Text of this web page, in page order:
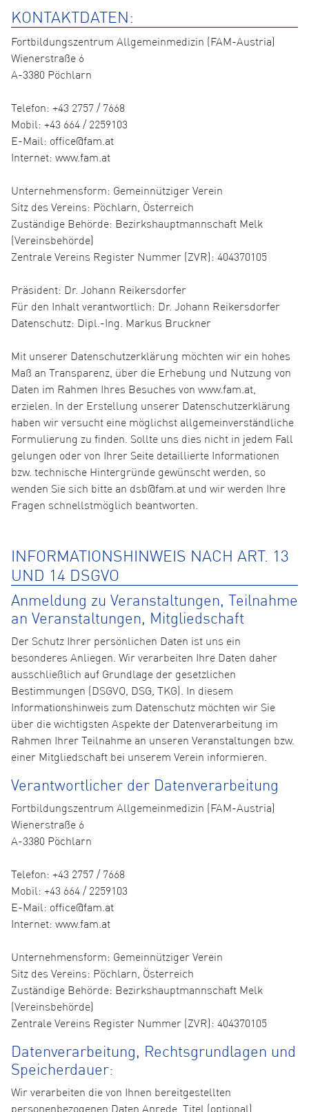
KONTAKTDATEN:
Fortbildungszentrum Allgemeinmedizin (FAM-Austria)
Wienerstraße 6
A-3380 Pöchlarn
Telefon: +43 2757 / 7668
Mobil: +43 664 / 2259103
E-Mail: office@fam.at
Internet: www.fam.at
Unternehmensform: Gemeinnütziger Verein
Sitz des Vereins: Pöchlarn, Österreich
Zuständige Behörde: Bezirkshauptmannschaft Melk
(Vereinsbehörde)
Zentrale Vereins Register Nummer (ZVR): 404370105
Präsident: Dr. Johann Reikersdorfer
Für den Inhalt verantwortlich: Dr. Johann Reikersdorfer
Datenschutz: Dipl.-Ing. Markus Bruckner
Mit unserer Datenschutzerklärung möchten wir ein hohes
Maß an Transparenz, über die Erhebung und Nutzung von
Daten im Rahmen Ihres Besuches von www.fam.at,
erzielen. In der Erstellung unserer Datenschutzerklärung
haben wir versucht eine möglichst allgemeinverständliche
Formulierung zu finden. Sollte uns dies nicht in jedem Fall
gelungen oder von Ihrer Seite detaillierte Informationen
bzw. technische Hintergründe gewünscht werden, so
wenden Sie sich bitte an dsb@fam.at und wir werden Ihre
Fragen schnellstmöglich beantworten.
INFORMATIONSHINWEIS NACH ART. 13
UND 14 DSGVO
Anmeldung zu Veranstaltungen, Teilnahme
an Veranstaltungen, Mitgliedschaft
Der Schutz Ihrer persönlichen Daten ist uns ein
besonderes Anliegen. Wir verarbeiten Ihre Daten daher
ausschließlich auf Grundlage der gesetzlichen
Bestimmungen (DSGVO, DSG, TKG). In diesem
Informationshinweis zum Datenschutz möchten wir Sie
über die wichtigsten Aspekte der Datenverarbeitung im
Rahmen Ihrer Teilnahme an unseren Veranstaltungen bzw.
einer Mitgliedschaft bei unserem Verein informieren.
Verantwortlicher der Datenverarbeitung
Fortbildungszentrum Allgemeinmedizin (FAM-Austria)
Wienerstraße 6
A-3380 Pöchlarn
Telefon: +43 2757 / 7668
Mobil: +43 664 / 2259103
E-Mail: office@fam.at
Internet: www.fam.at
Unternehmensform: Gemeinnütziger Verein
Sitz des Vereins: Pöchlarn, Österreich
Zuständige Behörde: Bezirkshauptmannschaft Melk
(Vereinsbehörde)
Zentrale Vereins Register Nummer (ZVR): 404370105
Datenverarbeitung, Rechtsgrundlagen und
Speicherdauer:
Wir verarbeiten die von Ihnen bereitgestellten
personenbezogenen Daten Anrede, Titel (optional),